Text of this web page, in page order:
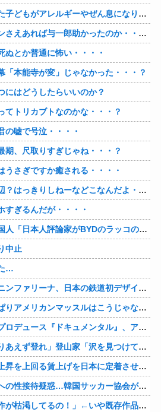
【衝撃】農村地域で育った子どもがアレルギーやぜん息になりにくい『農場効果』を引き起こす細菌が判明
【豊臣兄弟！】ペニシリンさえあれば与一郎助かったのか・・・？
ぬとか普通に怖い・・・・
「本能寺が変」じゃなかった・・・？
にはどうしたらいいのか？
てトリカブトなのかな・・・？
の嘘で号泣・・・・
期、尺取りすぎじゃね・・・？
うさぎですか癒される・・・・
【豊臣兄弟！】本能寺の辺？はっきりしねーなどこなんだよ・・・・
すぎるんだが・・・・
【焦ったほうがいい】中国人「日本人評論家がBYDのラッコの装備を褒めてるけど中国では基本的な装備やぞ…？」
中止
…
フェラーリを手がけたピニンファリーナ、日本の鉄道初デザイン。南海電鉄が新たな空港特急をなにわ筋線へ導入
【ミツバチ注意報】やっぱりアメリカンマッスルはこうじゃないとな・・・。ダッジが「直6ツインターボ、600馬力」の新型「チャージャー ”スーパービー”」を発表
【芸能】松本人志企画・プロデュース『ドキュメンタル』、アメリカで初の制作が決定
登山家「山で迷ったらとりあえず登れ」登山家「沢を見つけて下山しろ」←これ結局どっちが正解なの？
【政府】高市総理「物価上昇を上回る賃上げを日本に定着させる」 国家公務員月給3.51％増へ 人事院の勧告を受け
【今はやってない】審判への性接待疑惑…韓国サッカー協会が声明「現在は一切発生していない」
アニメ業界「助けて！原作が枯渇してるの！」←いや既存作品の2期やったら良いよね？